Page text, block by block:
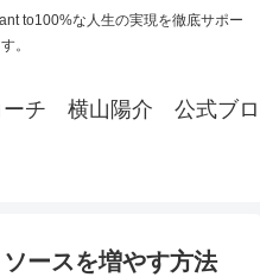
to100%な人生の実現を徹底サポー
。
ーチ 横山陽介 公式ブロ
ースを増やす方法